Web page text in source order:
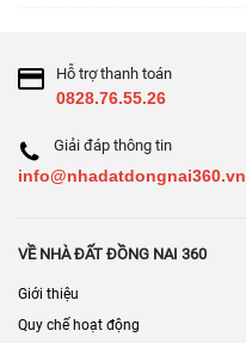
Hỗ trợ thanh toán
0828.76.55.26
Giải đáp thông tin
info@nhadatdongnai360.vn
VỀ NHÀ ĐẤT ĐỒNG NAI 360
Giới thiệu
Quy chế hoạt động